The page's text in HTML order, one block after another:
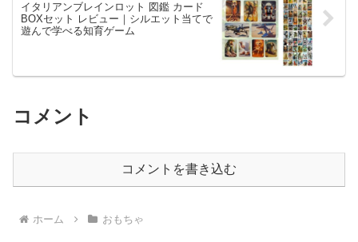
イタリアンブレインロット 図鑑 カード
BOXセット レビュー｜シルエット当てで
遊んで学べる知育ゲーム
コメント
コメントを書き込む
ホーム おもちゃ